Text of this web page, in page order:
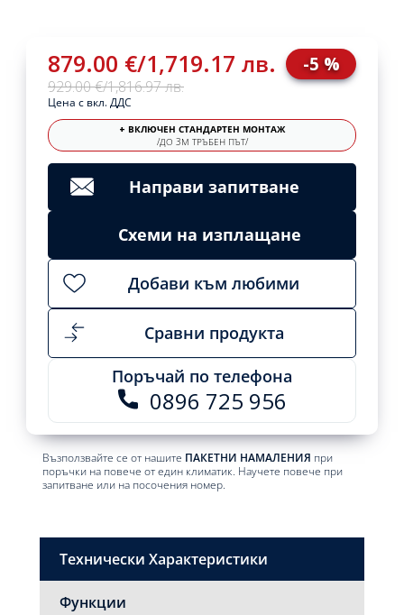
879.00 €/1,719.17 лв.
929.00 €/1,816.97 лв.
-5 %
Цена с вкл. ДДС
+ ВКЛЮЧЕН СТАНДАРТЕН МОНТАЖ
/ДО 3М ТРЪБЕН ПЪТ/
Направи запитване
Схеми на изплащане
Добави към любими
Сравни продукта
Поръчай по телефона
0896 725 956
Възползвайте се от нашите ПАКЕТНИ НАМАЛЕНИЯ при
поръчки на повече от един климатик. Научете повече при
запитване или на посочения номер.
Технически Характеристики
Функции